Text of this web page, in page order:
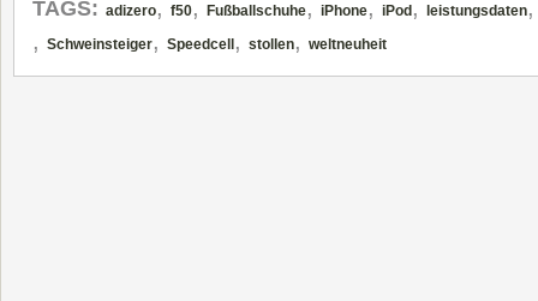
TAGS: adizero, f50, Fußballschuhe, iPhone, iPod , leistungsdaten
, Schweinsteiger, Speedcell , stollen, weltneuheit